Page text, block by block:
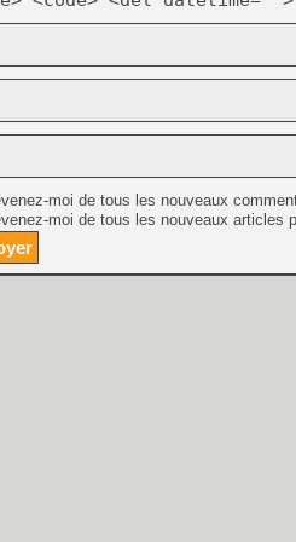
moi de tous les nouveaux
moi de tous les nouveaux articles